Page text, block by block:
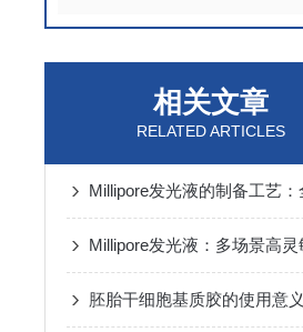
相关文章
RELATED ARTICLES
胚胎干细胞基质胶的使用意义